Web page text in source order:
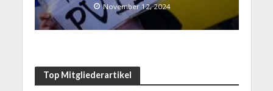
November 12, 2024
Top Mitgliederartikel